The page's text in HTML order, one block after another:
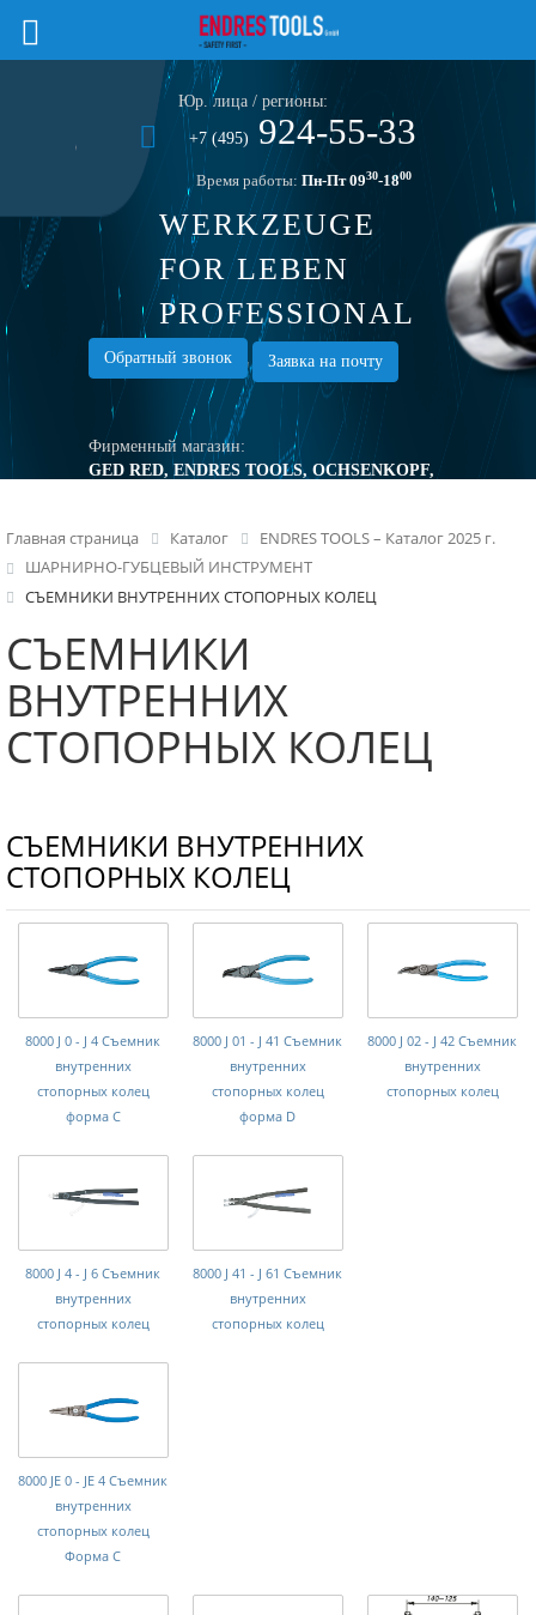
Юр. лица / регионы:
+7 (495) 924-55-33
Время работы: Пн-Пт 0930-1800
WERKZEUGE
FOR LEBEN
PROFESSIONAL
TOOLS
Обратный звонок Заявка на почту
Фирменный магазин:
GED RED, ENDRES TOOLS, OCHSENKOPF,
Главная страница Каталог
ENDRES TOOLS – Каталог 2025 г.
ШАРНИРНО-ГУБЦЕВЫЙ ИНСТРУМЕНТ
СЪЕМНИКИ ВНУТРЕННИХ СТОПОРНЫХ КОЛЕЦ
СЪЕМНИКИ
ВНУТРЕННИХ
СТОПОРНЫХ КОЛЕЦ
СЪЕМНИКИ ВНУТРЕННИХ
СТОПОРНЫХ КОЛЕЦ
8000 J 0 - J 4 Съемник
внутренних
стопорных колец
форма C
8000 J 01 - J 41 Съемник
внутренних
стопорных колец
форма D
8000 J 02 - J 42 Съемник
внутренних
стопорных колец
8000 J 4 - J 6 Съемник
внутренних
стопорных колец
8000 J 41 - J 61 Съемник
внутренних
стопорных колец
8000 JE 0 - JE 4 Съемник
внутренних
стопорных колец
Форма C